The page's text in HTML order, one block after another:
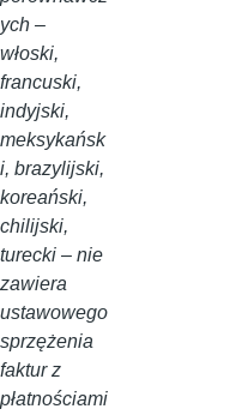
ych –
włoski,
francuski,
indyjski,
meksykańsk
i, brazylijski,
koreański,
chilijski,
turecki – nie
zawiera
ustawowego
sprzężenia
faktur z
płatnościami